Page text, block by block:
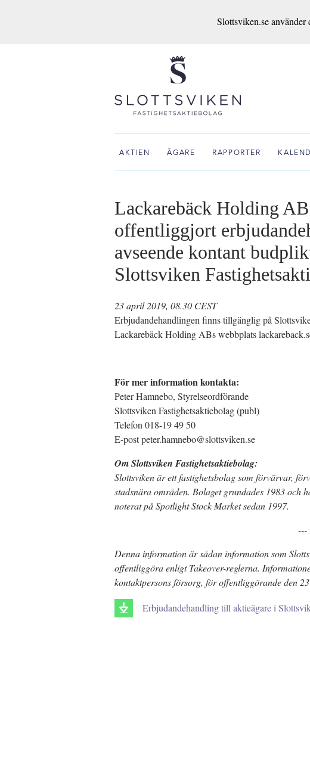
Slottsviken.se
AKTIEN ÄGARE RAPPORTER
Lackarebäck Holding
offentliggjort
avseende kontant
Slottsviken
23 april 2019, 08.30 CEST
Erbjudandehandlingen finns tillgänglig på
Lackarebäck Holding ABs webbplats
För mer information kontakta:
Peter Hamnebo, Styrelseordförande
Slottsviken Fastighetsaktiebolag (publ)
Telefon 018-19 49 50
E-post peter.hamnebo@slottsviken.se
Om Slottsviken Fastighetsaktiebolag:
Slottsviken är ett fastighetsbolag som förvärvar,
stadsnära områden. Bolaget grundades 1983 och
noterat på Spotlight Stock Market sedan 1997.
---
Denna information är sådan information som
offentliggöra enligt Takeover-reglerna.
kontaktpersons försorg, för offentliggörande den
Erbjudandehandling till aktieägare i